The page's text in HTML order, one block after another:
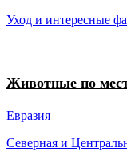
Уход и интересные
Животные по
Евразия
Северная и